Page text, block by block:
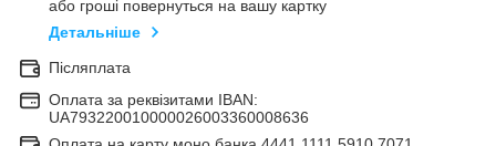
або гроші повернуться на вашу картку
Детальніше
Післяплата
Оплата за реквізитами IBAN:
UA793220010000026003360008636